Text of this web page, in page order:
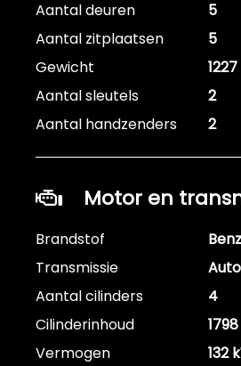
Aantal deuren
5
Aantal zitplaatsen
5
Gewicht
Aantal sleutels
2
Aantal handzenders
2
Motor en
Brandstof
Transmissie
Aantal cilinders
4
Cilinderinhoud
Vermogen
132